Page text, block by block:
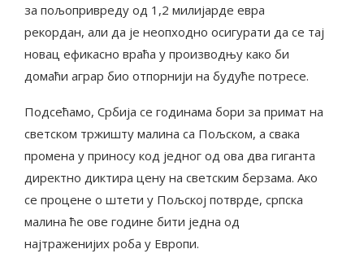
за пољопривреду од 1,2 милијарде евра
рекордан, али да је неопходно осигурати да се тај
новац ефикасно враћа у производњу како би
домаћи аграр био отпорнији на будуће потресе.
Подсећамо, Србија се годинама бори за примат на
светском тржишту малина са Пољском, а свака
промена у приносу код једног од ова два гиганта
директно диктира цену на светским берзама. Ако
се процене о штети у Пољској потврде, српска
малина ће ове године бити једна од
најтраженијих роба у Европи.